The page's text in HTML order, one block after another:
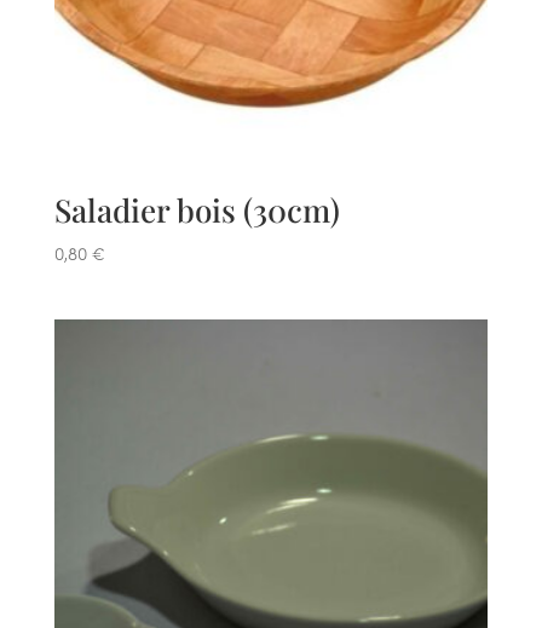
Saladier bois (30cm)
0,80 €